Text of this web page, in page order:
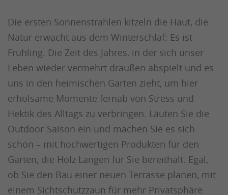
Die ersten Sonnenstrahlen kitzeln die Haut, die
Natur erwacht aus dem Winterschlaf: Es ist
Frühling. Die Zeit des Jahres, in der sich unser
Leben wieder vermehrt draußen abspielt und es
uns in den heimischen Garten zieht, um hier
erholsame Momente fernab von Stress und
Hektik des Alltags zu verbringen. Läuten Sie die
Outdoor-Saison ein und machen Sie es sich
schön – mit hochwertigen Produkten für den
Garten, die Holz Langen für Sie bereithält. Egal,
ob Sie den Bau einer neuen Terrasse planen, mit
einem Sichtschutzzaun für mehr Privatsphäre